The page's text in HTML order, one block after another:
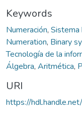
Keywords
Numeración, Sistema
Numeration, Binary
Tecnología de la
Álgebra, Aritmética,
URI
https://